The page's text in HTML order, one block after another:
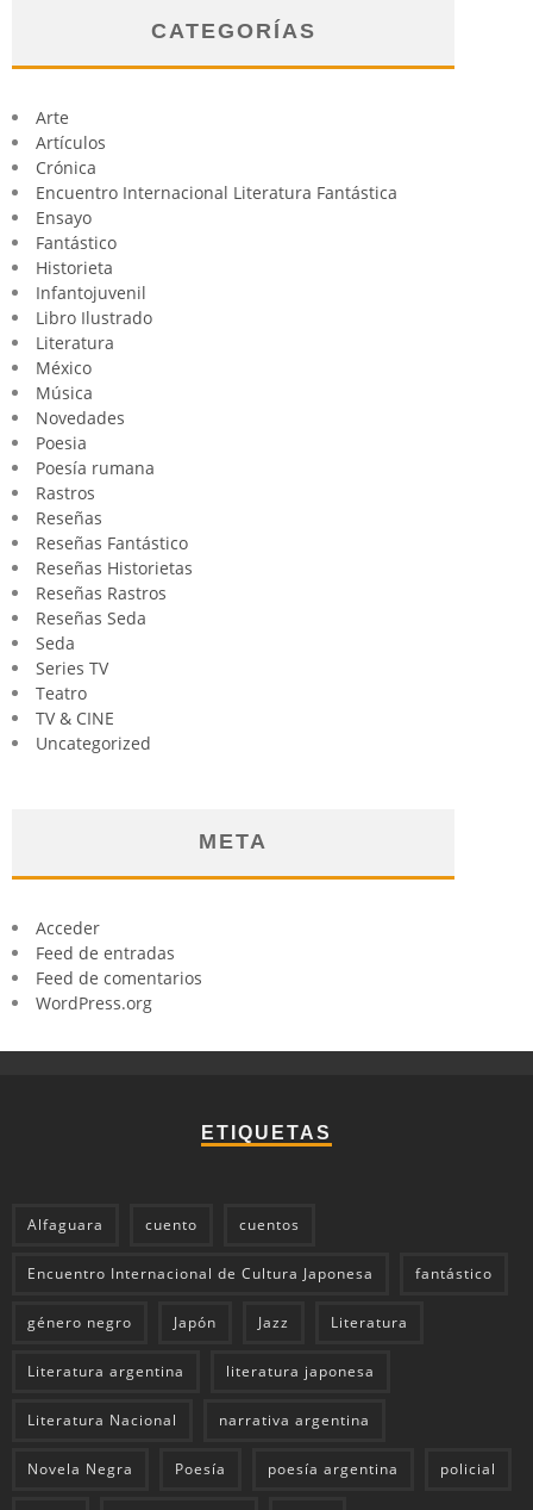
CATEGORÍAS
Arte
Artículos
Crónica
Encuentro Internacional Literatura Fantástica
Ensayo
Fantástico
Historieta
Infantojuvenil
Libro Ilustrado
Literatura
México
Música
Novedades
Poesia
Poesía rumana
Rastros
Reseñas
Reseñas Fantástico
Reseñas Historietas
Reseñas Rastros
Reseñas Seda
Seda
Series TV
Teatro
TV & CINE
Uncategorized
META
Acceder
Feed de entradas
Feed de comentarios
WordPress.org
ETIQUETAS
Alfaguara cuento cuentos
Encuentro Internacional de Cultura Japonesa fantástico
género negro Japón Jazz Literatura
Literatura argentina literatura japonesa
Literatura Nacional narrativa argentina
Novela Negra Poesía poesía argentina policial